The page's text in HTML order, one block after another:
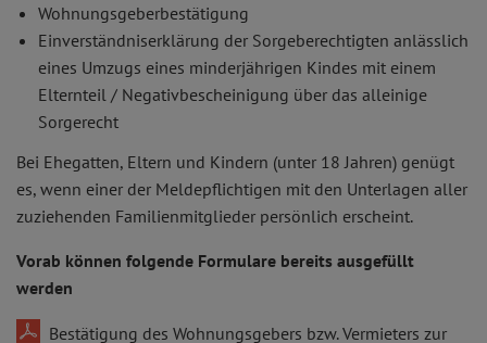
Wohnungsgeberbestätigung
Einverständniserklärung der Sorgeberechtigten anlässlich
eines Umzugs eines minderjährigen Kindes mit einem
Elternteil / Negativbescheinigung über das alleinige
Sorgerecht
Bei Ehegatten, Eltern und Kindern (unter 18 Jahren) genügt
es, wenn einer der Meldepflichtigen mit den Unterlagen aller
zuziehenden Familienmitglieder persönlich erscheint.
Vorab können folgende Formulare bereits ausgefüllt
werden
Bestätigung des Wohnungsgebers bzw. Vermieters zur